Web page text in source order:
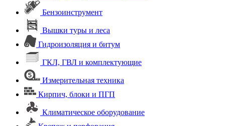
Бензоинструмент
Вышки туры и леса
Гидроизоляция и битум
ГКЛ, ГВЛ и комплектующие
Измерительная техника
Кирпич, блоки и ПГП
Климатическое оборудование